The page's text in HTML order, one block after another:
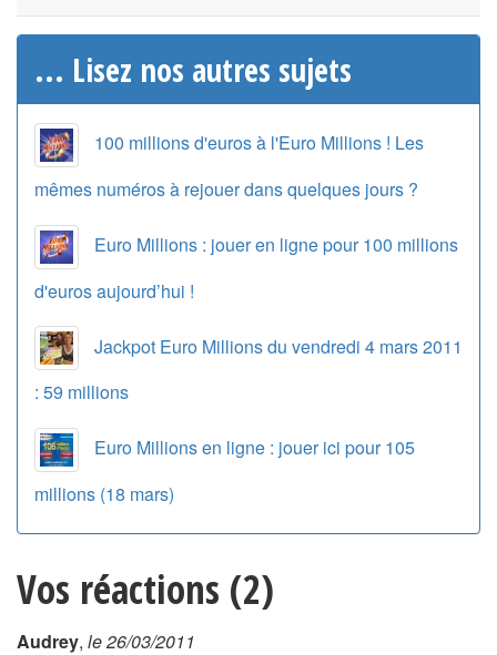
... Lisez nos autres sujets
100 millions d'euros à l'Euro Millions ! Les
mêmes numéros à rejouer dans quelques jours ?
Euro Millions : jouer en ligne pour 100 millions
d'euros aujourd’hui !
Jackpot Euro Millions du vendredi 4 mars 2011
: 59 millions
Euro Millions en ligne : jouer ici pour 105
millions (18 mars)
Vos réactions (2)
Audrey, le 26/03/2011